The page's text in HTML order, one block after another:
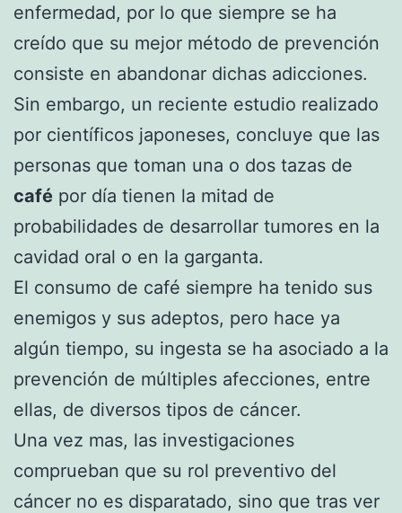
enfermedad, por lo que siempre se ha
creído que su mejor método de prevención
consiste en abandonar dichas adicciones.
Sin embargo, un reciente estudio realizado
por científicos japoneses, concluye que las
personas que toman una o dos tazas de
café por día tienen la mitad de
probabilidades de desarrollar tumores en la
cavidad oral o en la garganta.
El consumo de café siempre ha tenido sus
enemigos y sus adeptos, pero hace ya
algún tiempo, su ingesta se ha asociado a la
prevención de múltiples afecciones, entre
ellas, de diversos tipos de cáncer.
Una vez mas, las investigaciones
comprueban que su rol preventivo del
cáncer no es disparatado, sino que tras ver